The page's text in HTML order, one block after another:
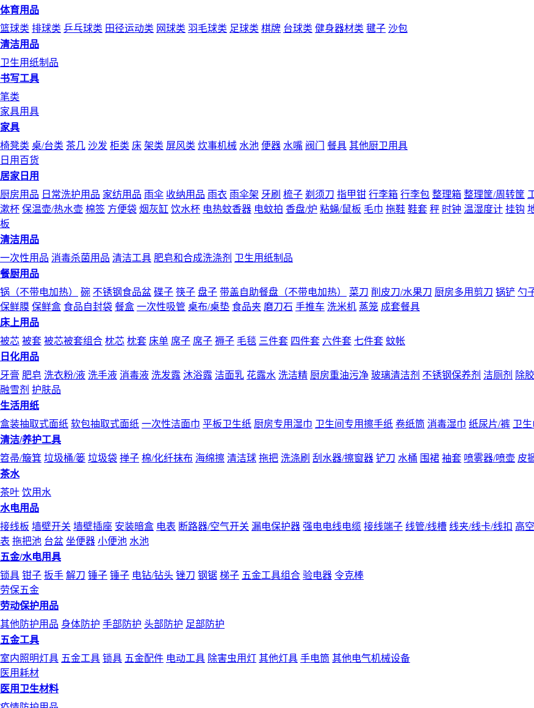
体育用品
篮球类 排球类 乒乓球类 田径运动类 网球类 羽毛球类 足球类 棋牌 台球类 健身器材类 毽子 沙包
清洁用品
卫生用纸制品
书写工具
笔类
家具用具
家具
椅凳类 桌/台类 茶几 沙发 柜类 床 架类 屏风类 炊事机械 水池 便器 水嘴 阀门 餐具 其他厨卫用具
日用百货
居家日用
厨房用品 日常洗护用品 家纺用品 雨伞 收纳用品 雨衣 雨伞架 牙刷 梳子 剃须刀 指甲钳 行李箱 行李包 整理箱 整理筐/周转筐
漱杯 保温壶/热水壶 棉签 方便袋 烟灰缸 饮水杯 电热蚊香器 电蚊拍 香盘/炉 粘蝇/鼠板 毛巾 拖鞋 鞋套 秤 时钟 温湿度计 挂钩
板
清洁用品
一次性用品 消毒杀菌用品 清洁工具 肥皂和合成洗涤剂 卫生用纸制品
餐厨用品
锅（不带电加热）
碗 不锈钢食品盆 碟子 筷子 盘子 带盖自助餐盘（不带电加热） 菜刀 削皮刀/水果刀 厨房多用剪刀 锅铲 勺
保鲜膜 保鲜盒 食品自封袋 餐盒 一次性吸管 桌布/桌垫 食品夹 磨刀石 手推车 洗米机 蒸笼 成套餐具
床上用品
被芯 被套 被芯被套组合 枕芯 枕套 床单 席子 席子 褥子 毛毯 三件套 四件套 六件套 七件套 蚊帐
日化用品
牙膏 肥皂 洗衣粉/液 洗手液 消毒液 洗发露 沐浴露 洁面乳 花露水 洗洁精 厨房重油污净 玻璃清洁剂 不锈钢保养剂 洁厕剂 除
融雪剂 护肤品
生活用纸
盒装抽取式面纸 软包抽取式面纸 一次性洁面巾 平板卫生纸 厨房专用湿巾 卫生间专用擦手纸 卷纸筒 消毒湿巾 纸尿片/裤 卫生
清洁/养护工具
笤帚/簸箕 垃圾桶/篓 垃圾袋 掸子 棉/化纤抹布 海绵擦 清洁球 拖把 洗涤刷 刮水器/擦窗器 铲刀 水桶 围裙 袖套 喷雾器/喷壶 皮
茶水
茶叶 饮用水
水电用品
接线板 墙壁开关 墙壁插座 安装暗盒 电表 断路器/空气开关 漏电保护器 强电电线电缆 接线端子 线管/线槽 线夹/线卡/线扣 高
表 拖把池 台盆 坐便器 小便池 水池
五金/水电用具
锁具 钳子 扳手 解刀 锤子 锤子 电钻/钻头 锉刀 钢锯 梯子 五金工具组合 验电器 令克棒
劳保五金
劳动保护用品
其他防护用品 身体防护 手部防护 头部防护 足部防护
五金工具
室内照明灯具 五金工具 锁具 五金配件 电动工具 除害虫用灯 其他灯具 手电筒 其他电气机械设备
医用耗材
医用卫生材料